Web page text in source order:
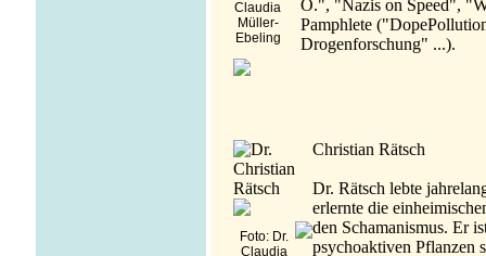
Claudia
Müller-
Ebeling
O.", "Nazis on Speed",
Pamphlete
Drogenforschung" ...).
Foto: Dr.
Claudia
Christian Rätsch
Dr. Rätsch lebte
erlernte die
den Schamanismus. Er
psychoaktiven Pflanzen